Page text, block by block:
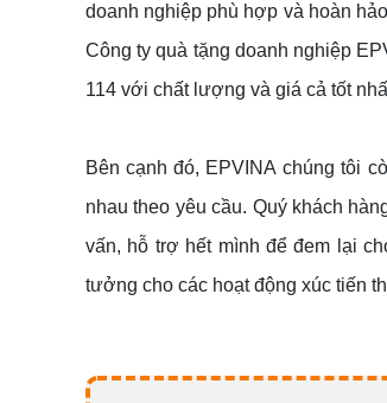
doanh nghiệp phù hợp và hoàn
Công ty quà tặng doanh nghiệp
114 với chất lượng và giá cả tốt
Bên cạnh đó, EPVINA chúng tôi
nhau theo yêu cầu. Quý khách
vấn, hỗ trợ hết mình để đem lại
tưởng cho các hoạt động xúc tiến